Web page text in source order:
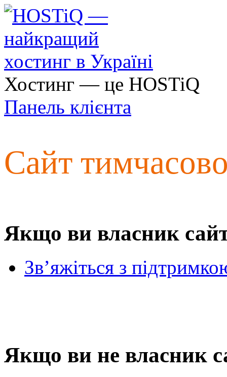
Хостинг — це HOSTiQ
Панель клієнта
Сайт
Якщо ви власник
Зв’яжіться з
Якщо ви не власник